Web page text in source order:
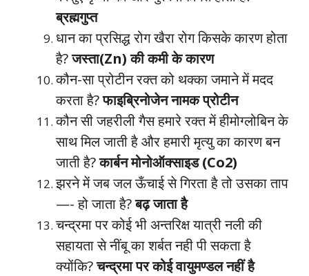
ब्रह्मगुप्त
धान का प्रसिद्ध रोग खैरा रोग किसके कारण होता
है?जस्ता(Zn) की कमी के कारण
कौन-सा प्रोटीन रक्त को थक्का जमाने में मदद
करता है?फाइब्रिनोजेन नामक प्रोटीन
कौन सी जहरीली गैस हमारे रक्त में हीमोग्लोबिन के
साथ मिल जाती है और हमारी मृत्यु का कारण बन
जाती है?कार्बन मोनोऑक्साइड (Co2)
झरने में जब जल ऊँचाई से गिरता है तो उसका ताप
—- हो जाता है?बढ़ जाता है
चन्द्रमा पर कोई भी अन्तरिक्ष यात्री नली की
सहायता से नींबू का शर्बत नही पी सकता है
क्योंकि?चन्द्रमा पर कोई वायुमण्डल नहीं है